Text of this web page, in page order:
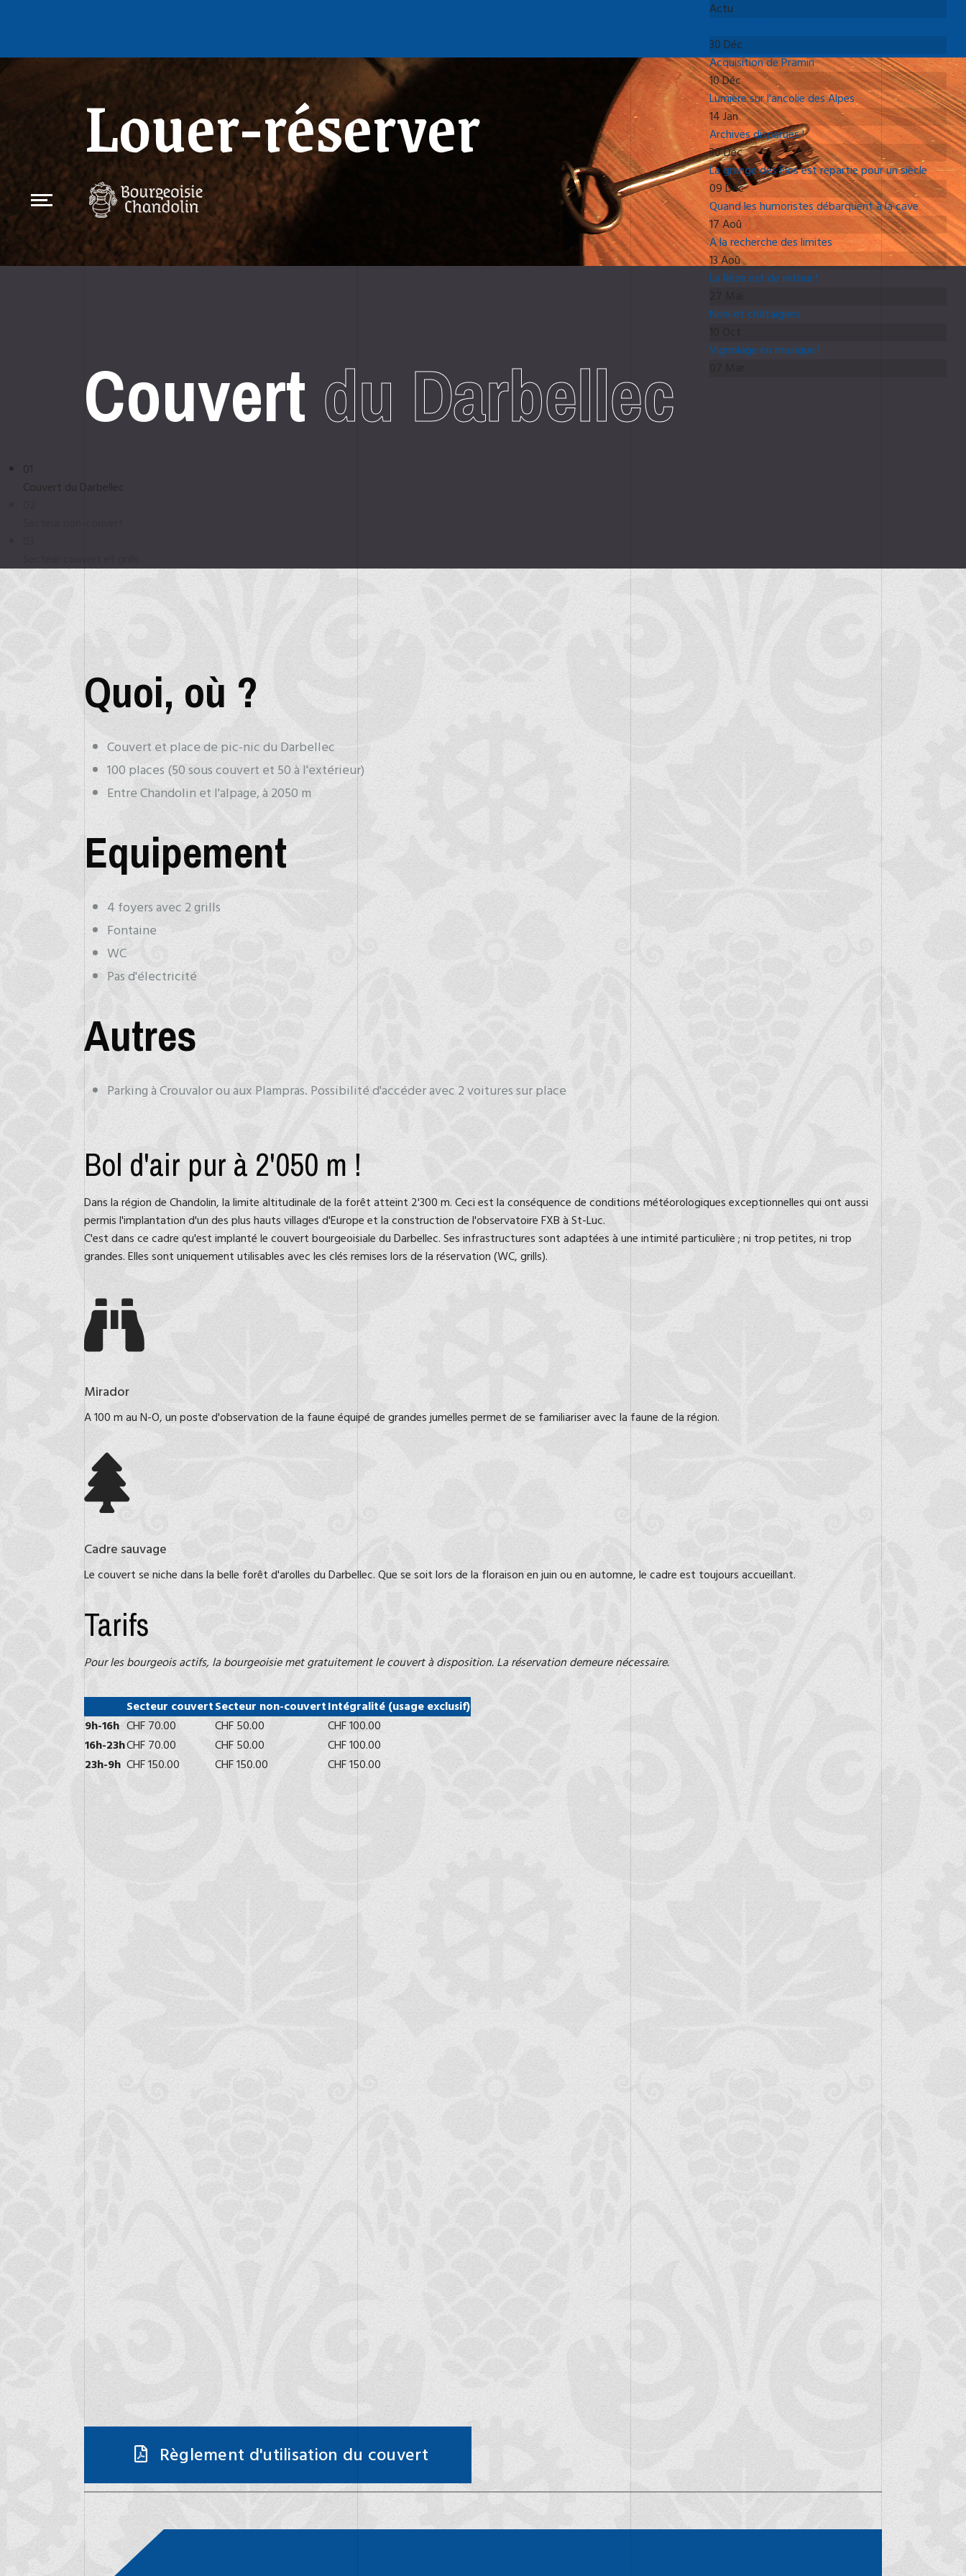
Actu
30 Déc
Acquisition de Pramin
10 Déc
Lumière sur l'ancolie des Alpes
14 Jan
Archives disparues !
30 Déc
La grange des Fios est repartie pour un siècle
09 Déc
Quand les humoristes débarquent à la cave
17 Aoû
A la recherche des limites
13 Aoû
La Rèze est de retour !
Noix et châtaignes
Vignolage en musique !
Louer-réserver
Couvert du Darbellec
01
Couvert du Darbellec
Quoi, où ?
Couvert et place de pic-nic du Darbellec
100 places (50 sous couvert et 50 à l'extérieur)
Entre Chandolin et l'alpage, à 2050 m
Equipement
4 foyers avec 2 grills
Fontaine
WC
Pas d'électricité
Autres
Parking à Crouvalor ou aux Plampras. Possibilité d'accéder avec 2 voitures sur place
Bol d'air pur à 2'050 m !
Dans la région de Chandolin, la limite altitudinale de la forêt atteint 2'300 m. Ceci est la conséquence de conditions météorologiques exceptionnelles qui ont aussi
permis l'implantation d'un des plus hauts villages d'Europe et la construction de l'observatoire FXB à St-Luc.
C'est dans ce cadre qu'est implanté le couvert bourgeoisiale du Darbellec. Ses infrastructures sont adaptées à une intimité particulière ; ni trop petites, ni trop
grandes. Elles sont uniquement utilisables avec les clés remises lors de la réservation (WC, grills).
Mirador
A 100 m au N-O, un poste d'observation de la faune équipé de grandes jumelles permet de se familiariser avec la faune de la région.
Cadre sauvage
Le couvert se niche dans la belle forêt d'arolles du Darbellec. Que se soit lors de la floraison en juin ou en automne, le cadre est toujours accueillant.
Tarifs
Pour les bourgeois actifs, la bourgeoisie met gratuitement le couvert à disposition. La réservation demeure nécessaire.
Secteur couvertSecteur non-couvertIntégralité (usage exclusif)
9h-16h CHF 70.00 CHF 50.00
CHF 100.00
16h-23hCHF 70.00 CHF 50.00
CHF 100.00
23h-9h CHF 150.00 CHF 150.00 CHF 150.00
Règlement d'utilisation du couvert